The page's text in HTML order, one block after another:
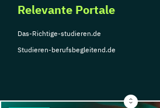
Relevante Portale
Das-Richtige-studieren.de
Studieren-berufsbegleitend.de